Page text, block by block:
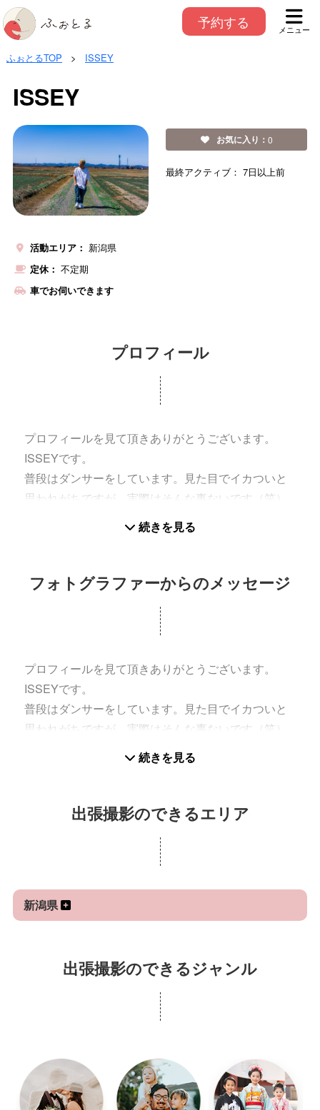
予約する メニュー
ふぉとるTOP > ISSEY
ISSEY
お気に入り： 0
最終アクティブ： 7日以上前
活動エリア： 新潟県
定休： 不定期
車でお伺いできます
プロフィール
プロフィールを見て頂きありがとうございます。
ISSEYです。
普段はダンサーをしています。見た目でイカついと
思われがちですが、実際はそんな事ないです（笑）
カメラマンとしてクラブでのアーティスト撮影や街
のイベント、ダンス発表会などでカメラマンをやっ
たり、ここで撮って欲しいだろうなって撮られてる
側の気持ちにも寄り添えると思います。
続きを見る
フォトグラファーからのメッセージ
プロフィールを見て頂きありがとうございます。
ISSEYです。
普段はダンサーをしています。見た目でイカついと
思われがちですが、実際はそんな事ないです（笑）
カメラマンとしてクラブでのアーティスト撮影や街
のイベント、ダンス発表会などでカメラマンをやっ
たり、ここで撮って欲しいだろうなって撮られてる
側の気持ちにも寄り添えると思います。
まずはポートフォリオをご覧ください。
続きを見る
出張撮影のできるエリア
新潟県
出張撮影のできるジャンル